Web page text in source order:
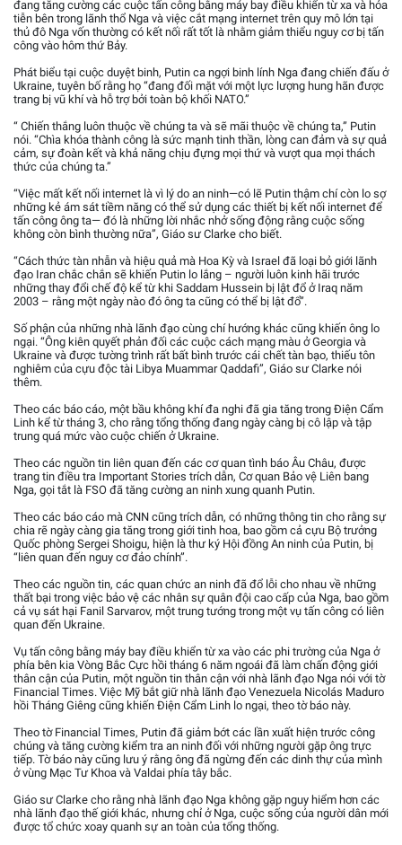
đang tăng cường các cuộc tấn công bằng máy bay điều khiển từ xa và hỏa
tiễn bên trong lãnh thổ Nga và việc cắt mạng internet trên quy mô lớn tại
thủ đô Nga vốn thường có kết nối rất tốt là nhằm giảm thiểu nguy cơ bị tấn
công vào hôm thứ Bảy.
Phát biểu tại cuộc duyệt binh, Putin ca ngợi binh lính Nga đang chiến đấu ở
Ukraine, tuyên bố rằng họ “đang đối mặt với một lực lượng hung hãn được
trang bị vũ khí và hỗ trợ bởi toàn bộ khối NATO.”
“ Chiến thắng luôn thuộc về chúng ta và sẽ mãi thuộc về chúng ta,” Putin
nói. “Chìa khóa thành công là sức mạnh tinh thần, lòng can đảm và sự quả
cảm, sự đoàn kết và khả năng chịu đựng mọi thứ và vượt qua mọi thách
thức của chúng ta.”
“Việc mất kết nối internet là vì lý do an ninh—có lẽ Putin thậm chí còn lo sợ
những kẻ ám sát tiềm năng có thể sử dụng các thiết bị kết nối internet để
tấn công ông ta— đó là những lời nhắc nhở sống động rằng cuộc sống
không còn bình thường nữa”, Giáo sư Clarke cho biết.
“Cách thức tàn nhẫn và hiệu quả mà Hoa Kỳ và Israel đã loại bỏ giới lãnh
đạo Iran chắc chắn sẽ khiến Putin lo lắng – người luôn kinh hãi trước
những thay đổi chế độ kể từ khi Saddam Hussein bị lật đổ ở Iraq năm
2003 – rằng một ngày nào đó ông ta cũng có thể bị lật đổ”.
Số phận của những nhà lãnh đạo cùng chí hướng khác cũng khiến ông lo
ngại. “Ông kiên quyết phản đối các cuộc cách mạng màu ở Georgia và
Ukraine và được tường trình rất bất bình trước cái chết tàn bạo, thiếu tôn
nghiêm của cựu độc tài Libya Muammar Qaddafi”, Giáo sư Clarke nói
thêm.
Theo các báo cáo, một bầu không khí đa nghi đã gia tăng trong Điện Cẩm
Linh kể từ tháng 3, cho rằng tổng thống đang ngày càng bị cô lập và tập
trung quá mức vào cuộc chiến ở Ukraine.
Theo các nguồn tin liên quan đến các cơ quan tình báo Âu Châu, được
trang tin điều tra Important Stories trích dẫn, Cơ quan Bảo vệ Liên bang
Nga, gọi tắt là FSO đã tăng cường an ninh xung quanh Putin.
Theo các báo cáo mà CNN cũng trích dẫn, có những thông tin cho rằng sự
chia rẽ ngày càng gia tăng trong giới tinh hoa, bao gồm cả cựu Bộ trưởng
Quốc phòng Sergei Shoigu, hiện là thư ký Hội đồng An ninh của Putin, bị
“liên quan đến nguy cơ đảo chính”.
Theo các nguồn tin, các quan chức an ninh đã đổ lỗi cho nhau về những
thất bại trong việc bảo vệ các nhân sự quân đội cao cấp của Nga, bao gồm
cả vụ sát hại Fanil Sarvarov, một trung tướng trong một vụ tấn công có liên
quan đến Ukraine.
Vụ tấn công bằng máy bay điều khiển từ xa vào các phi trường của Nga ở
phía bên kia Vòng Bắc Cực hồi tháng 6 năm ngoái đã làm chấn động giới
thân cận của Putin, một nguồn tin thân cận với nhà lãnh đạo Nga nói với tờ
Financial Times. Việc Mỹ bắt giữ nhà lãnh đạo Venezuela Nicolás Maduro
hồi Tháng Giêng cũng khiến Điện Cẩm Linh lo ngại, theo tờ báo này.
Theo tờ Financial Times, Putin đã giảm bớt các lần xuất hiện trước công
chúng và tăng cường kiểm tra an ninh đối với những người gặp ông trực
tiếp. Tờ báo này cũng lưu ý rằng ông đã ngừng đến các dinh thự của mình
ở vùng Mạc Tư Khoa và Valdai phía tây bắc.
Giáo sư Clarke cho rằng nhà lãnh đạo Nga không gặp nguy hiểm hơn các
nhà lãnh đạo thế giới khác, nhưng chỉ ở Nga, cuộc sống của người dân mới
được tổ chức xoay quanh sự an toàn của tổng thống.